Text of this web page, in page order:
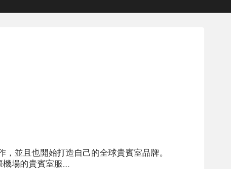
並且也開始打造自己的全球貴賓室品牌。
場的貴賓室服...